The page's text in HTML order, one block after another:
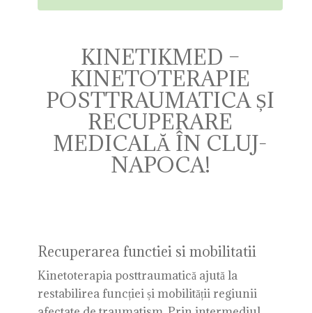
KINETIKMED –
KINETOTERAPIE
POSTTRAUMATICA ȘI
RECUPERARE
MEDICALĂ ÎN CLUJ-
NAPOCA!
Recuperarea functiei si mobilitatii
Kinetoterapia posttraumatică ajută la
restabilirea funcției și mobilității regiunii